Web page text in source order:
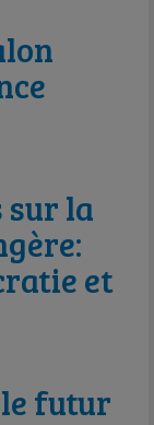
sur la
et
le futur